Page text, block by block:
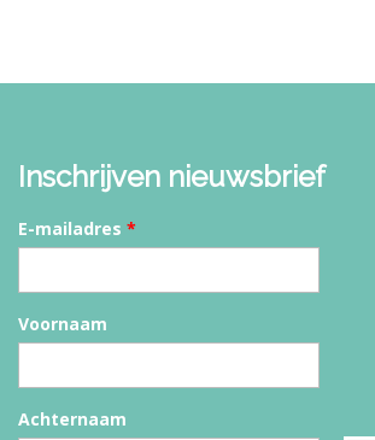
Inschrijven nieuwsbrief
E-mailadres *
Voornaam
Achternaam